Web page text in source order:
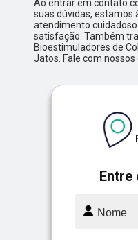
Ao entrar em contato
suas dúvidas, estamos
atendimento
satisfação. Também
Bioestimuladores de
Jatos. Fale com nossos
Entre